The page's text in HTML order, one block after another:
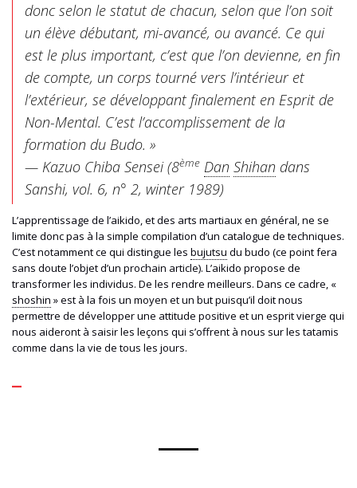
donc selon le statut de chacun, selon que l’on soit
un élève débutant, mi-avancé, ou avancé. Ce qui
est le plus important, c’est que l’on devienne, en fin
de compte, un corps tourné vers l’intérieur et
l’extérieur, se développant finalement en Esprit de
Non-Mental. C’est l’accomplissement de la
formation du Budo. »
— Kazuo Chiba Sensei (8ème Dan Shihan dans
Sanshi, vol. 6, n° 2, winter 1989)
L’apprentissage de l’aikido, et des arts martiaux en général, ne se
limite donc pas à la simple compilation d’un catalogue de techniques.
C’est notamment ce qui distingue les bujutsu du budo (ce point fera
sans doute l’objet d’un prochain article). L’aikido propose de
transformer les individus. De les rendre meilleurs. Dans ce cadre, «
shoshin » est à la fois un moyen et un but puisqu’il doit nous
permettre de développer une attitude positive et un esprit vierge qui
nous aideront à saisir les leçons qui s’offrent à nous sur les tatamis
comme dans la vie de tous les jours.